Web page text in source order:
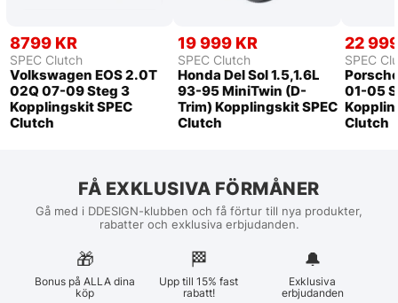
8799 KR
SPEC Clutch
Volkswagen EOS 2.0T
02Q 07-09 Steg 3
Kopplingskit SPEC
Clutch
19 999 KR
SPEC Clutch
Honda Del Sol 1.5,1.6L
93-95 MiniTwin (D-
Trim) Kopplingskit SPEC
Clutch
22
SPEC
01-05
Clutch
FÅ EXKLUSIVA FÖRMÅNER
Gå med i DDESIGN-klubben och få förtur till nya produkter,
rabatter och exklusiva erbjudanden.
🎁
Bonus på ALLA dina
köp
🏁︎
Upp till 15% fast
rabatt!
🔔
Exklusiva
erbjudanden